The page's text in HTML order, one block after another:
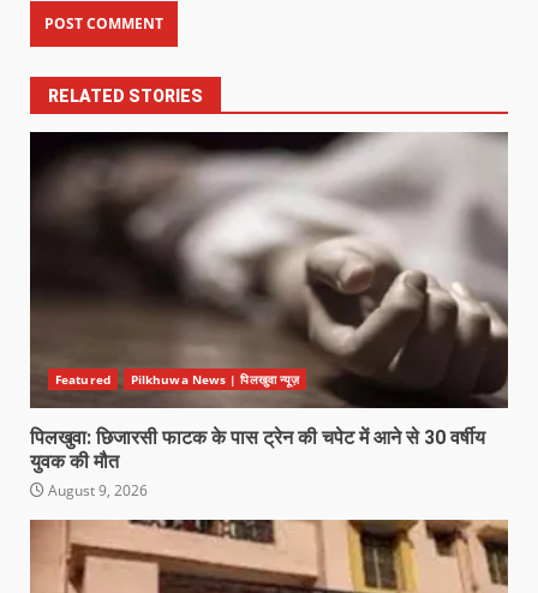
RELATED STORIES
Featured Pilkhuwa News | पिलखुवा न्यूज़
पिलखुवा: छिजारसी फाटक के पास ट्रेन की चपेट में आने से 30 वर्षीय
युवक की मौत
August 9, 2026